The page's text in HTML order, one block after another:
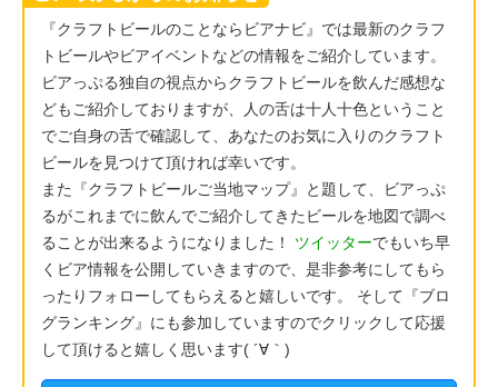
『クラフトビールのことならビアナビ』では最新のクラフ
トビールやビアイベントなどの情報をご紹介しています。
ビアっぷる独自の視点からクラフトビールを飲んだ感想な
どもご紹介しておりますが、人の舌は十人十色ということ
でご自身の舌で確認して、あなたのお気に入りのクラフト
ビールを見つけて頂ければ幸いです。
また『クラフトビールご当地マップ』と題して、ビアっぷ
るがこれまでに飲んでご紹介してきたビールを地図で調べ
ることが出来るようになりました！ ツイッターでもいち早
くビア情報を公開していきますので、是非参考にしてもら
ったりフォローしてもらえると嬉しいです。 そして『ブロ
グランキング』にも参加していますのでクリックして応援
して頂けると嬉しく思います( ´∀｀)